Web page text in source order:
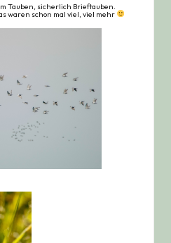
Tauben, sicherlich Brieftauben.
waren schon mal viel, viel mehr